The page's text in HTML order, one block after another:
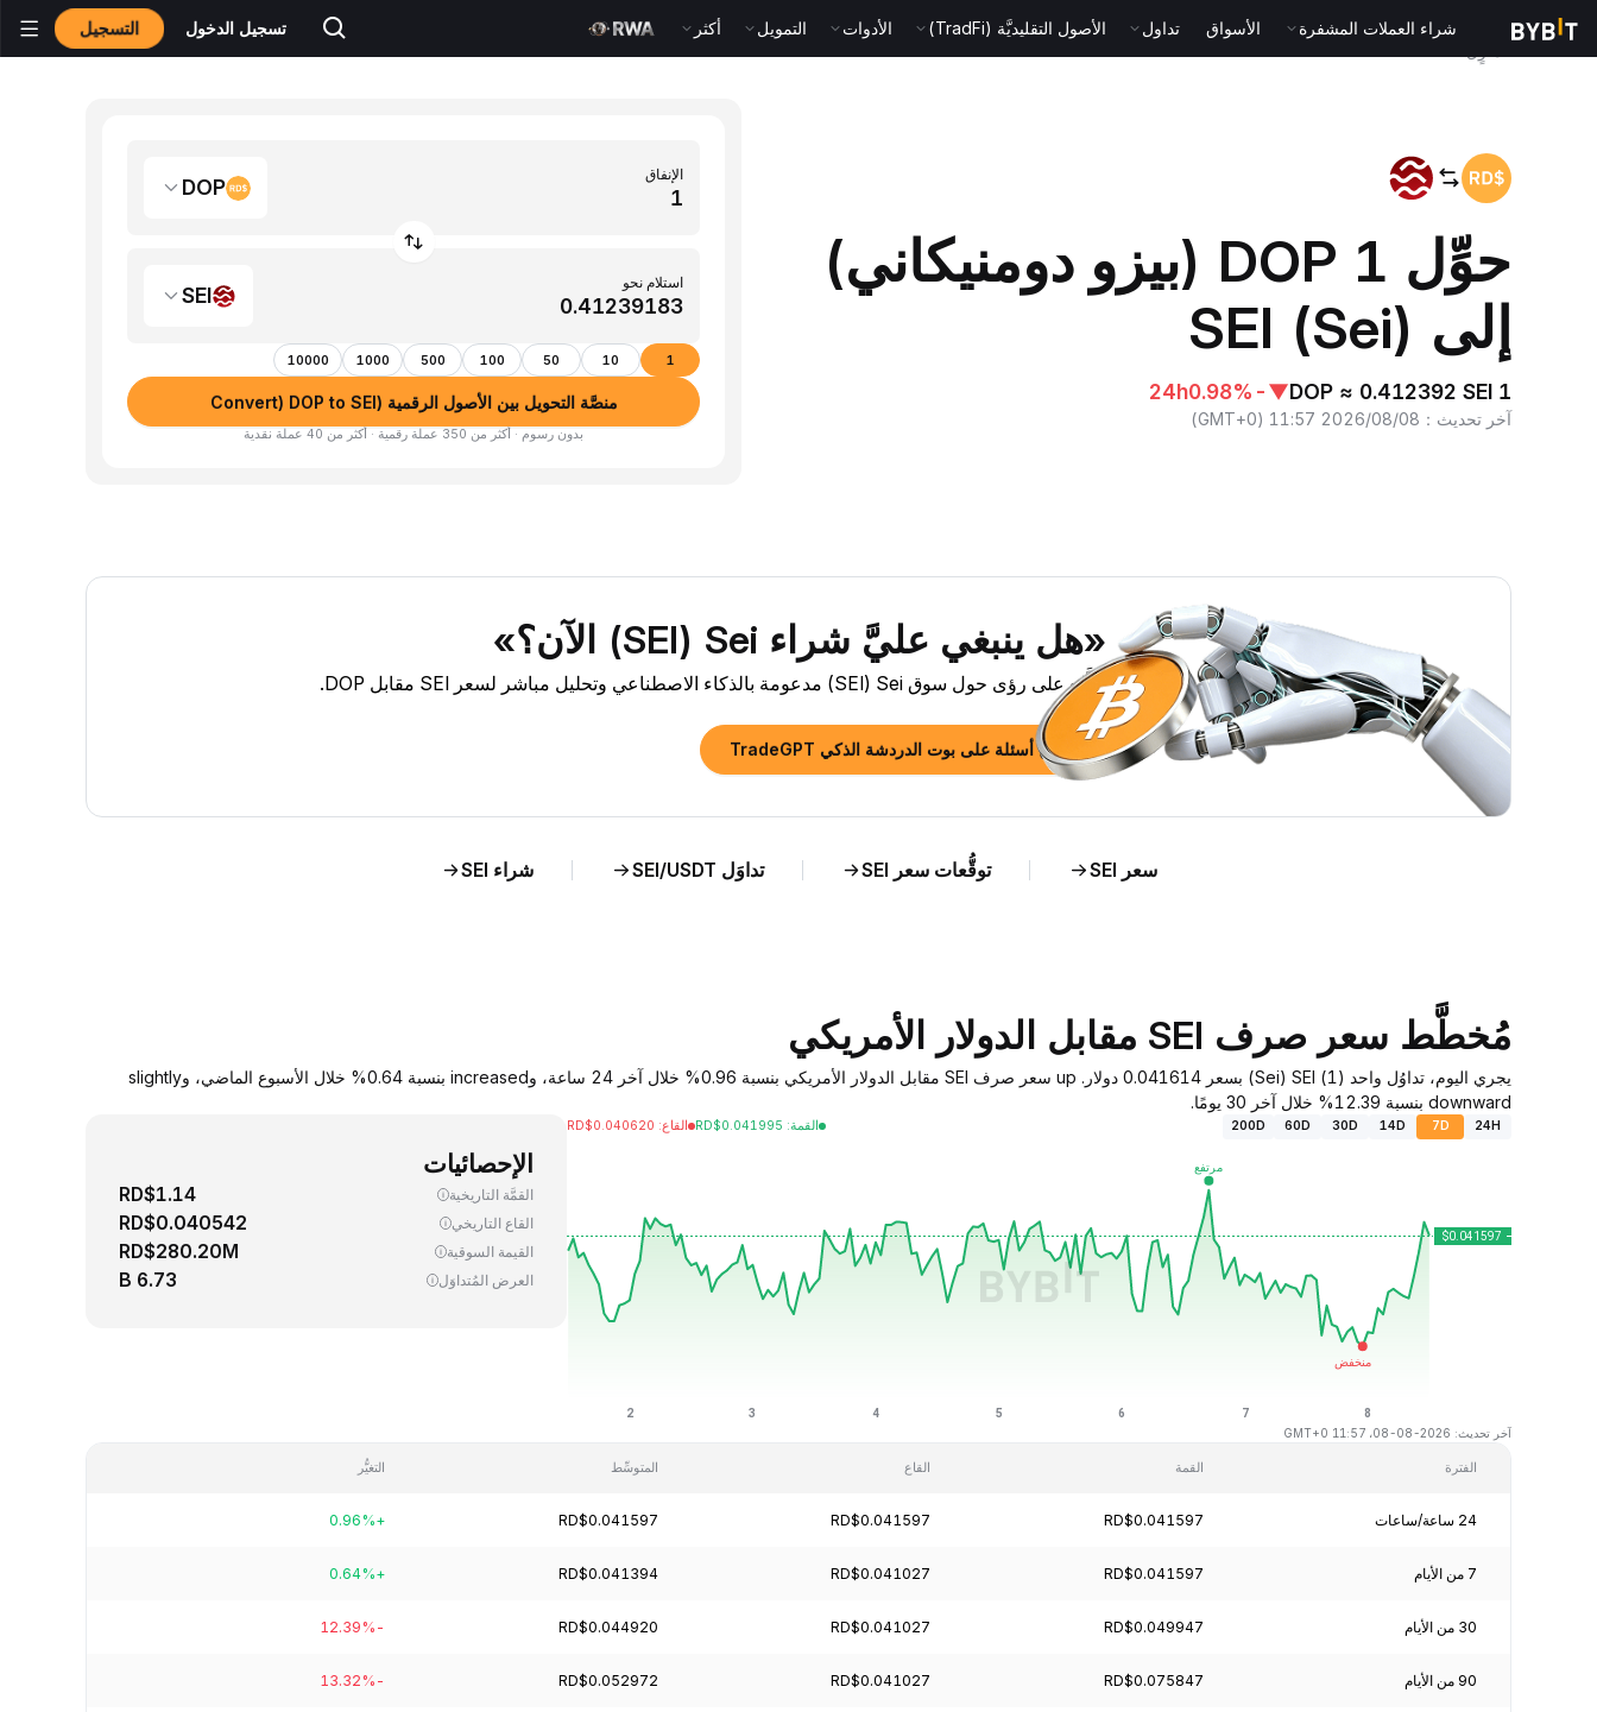
شراء العملات المشفرة الأسواق تداول الأصول التقليديَّة (TradFi) الأدوات التمويل أكثر تسجيل الدخول التسجيل
حوِّل 1 DOP (بيزو دومنيكاني)
إلى SEI (Sei)
1 DOP ≈ 0.412392 SEI
▼
-0.98%
24h
آخر تحديث ：
2026/08/08 11:57
(
GMT+0
)
الإنفاق
DOP
استلام نحو
SEI
1
10
50
100
500
1000
10000
منصَّة التحويل بين الأصول الرقمية (Convert) DOP to SEI
بدون رسوم · أكثر من 350 عملة رقمية · أكثر من 40 عملة نقدية
«هل ينبغي عليَّ شراء Sei ‏(SEI) الآن؟»
اطَّلع على رؤى حول سوق Sei ‏(SEI) مدعومة بالذكاء الاصطناعي وتحليل مباشر لسعر SEI مقابل DOP.
اطرح أسئلة على بوت الدردشة الذكي TradeGPT
سعر SEI توقُّعات سعر SEI تداوَل SEI/USDT شراء SEI
مُخطَّط سعر صرف SEI مقابل الدولار الأمريكي
يجري اليوم، تداوُل واحد (1) SEI ‏(Sei) بسعر 0.041614 دولار. up سعر صرف SEI مقابل الدولار الأمريكي بنسبة 0.96% خلال آخر 24 ساعة، وincreased بنسبة 0.64% خلال الأسبوع الماضي، وslightly
downward بنسبة 12.39% خلال آخر 30 يومًا.
24H
7D
14D
30D
60D
200D القمة:
RD$0.041995 القاع:
RD$0.040620
آخر تحديث: 2026-08-08، 11:57 GMT+0
الإحصائيات
القمَّة التاريخية RD$1.14
القاع التاريخي RD$0.040542
القيمة السوقية RD$280.20M
العرض المُتداوَل 6.73 B
الفترة القمة القاع المتوسِّط التغيُّر
24 ساعة/ساعات RD$0.041597
RD$0.041597
RD$0.041597
+0.96%
7 من الأيام RD$0.041597
RD$0.041027
RD$0.041394
+0.64%
30 من الأيام RD$0.049947
RD$0.041027
RD$0.044920
-12.39%
90 من الأيام RD$0.075847
RD$0.041027
RD$0.052972
-13.32%